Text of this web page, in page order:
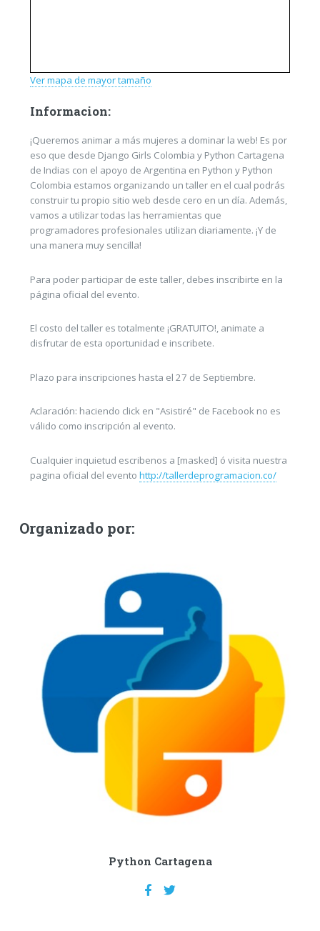
Ver mapa de mayor tamaño
Informacion:
¡Queremos animar a más mujeres a dominar la web! Es por
eso que desde Django Girls Colombia y Python Cartagena
de Indias con el apoyo de Argentina en Python y Python
Colombia estamos organizando un taller en el cual podrás
construir tu propio sitio web desde cero en un día. Además,
vamos a utilizar todas las herramientas que
programadores profesionales utilizan diariamente. ¡Y de
una manera muy sencilla!
Para poder participar de este taller, debes inscribirte en la
página oficial del evento.
El costo del taller es totalmente ¡GRATUITO!, animate a
disfrutar de esta oportunidad e inscribete.
Plazo para inscripciones hasta el 27 de Septiembre.
Aclaración: haciendo click en "Asistiré" de Facebook no es
válido como inscripción al evento.
Cualquier inquietud escribenos a [masked] ó visita nuestra
pagina oficial del evento http://tallerdeprogramacion.co/
Organizado por:
Python Cartagena